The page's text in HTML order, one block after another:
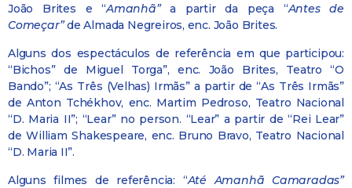
João Brites e “Amanhã”a partir da peça “Antes de
Começar”de Almada Negreiros, enc. João Brites.
Alguns dos espectáculos de referência em que participou:
“Bichos” de Miguel Torga”, enc. João Brites, Teatro “O
Bando”; “As Três (Velhas) Irmãs” a partir de “As Três Irmãs”
de Anton Tchékhov, enc. Martim Pedroso, Teatro Nacional
“D. Maria II”; “Lear” no person. “Lear” a partir de “Rei Lear”
de William Shakespeare, enc. Bruno Bravo, Teatro Nacional
“D. Maria II”.
Alguns filmes de referência: “Até Amanhã Camaradas”